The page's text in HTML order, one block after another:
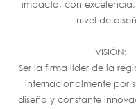
impacto, con
nivel de
VISIÓN:
Ser la firma líder de la
internacionalmente por
diseño y constante